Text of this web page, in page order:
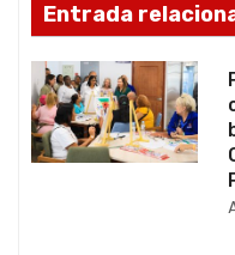
n
d
e
e
Entrada